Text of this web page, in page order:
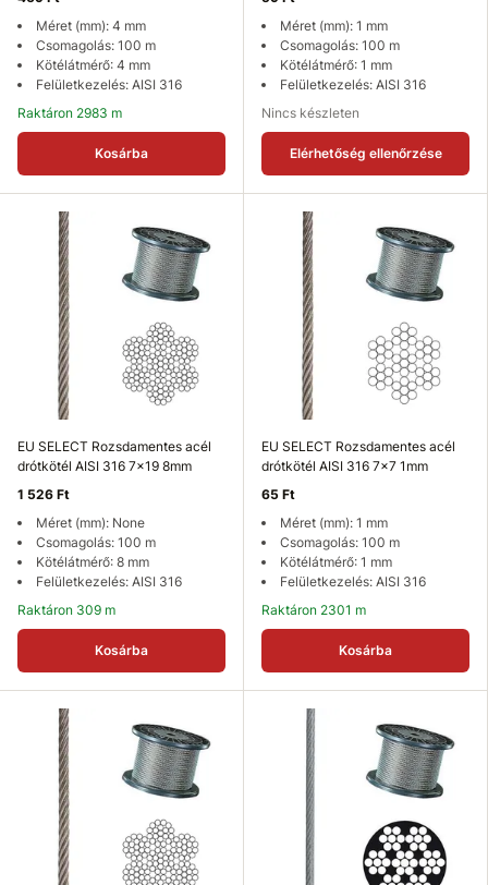
Méret (mm): 4 mm
Csomagolás: 100 m
Kötélátmérő: 4 mm
Felületkezelés: AISI 316
Raktáron 2983 m
Kosárba
Méret (mm): 1 mm
Csomagolás: 100 m
Kötélátmérő: 1 mm
Felületkezelés: AISI 316
Nincs készleten
Elérhetőség ellenőrzése
EU SELECT Rozsdamentes acél
drótkötél AISI 316 7x19 8mm
1 526 Ft
Méret (mm): None
Csomagolás: 100 m
Kötélátmérő: 8 mm
Felületkezelés: AISI 316
Raktáron 309 m
Kosárba
EU SELECT Rozsdamentes acél
drótkötél AISI 316 7x7 1mm
65 Ft
Méret (mm): 1 mm
Csomagolás: 100 m
Kötélátmérő: 1 mm
Felületkezelés: AISI 316
Raktáron 2301 m
Kosárba